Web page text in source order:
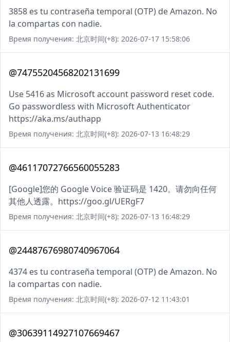
3858 es tu contraseña temporal (OTP) de Amazon. No
la compartas con nadie.
Время получения: 北京时间(+8): 2026-07-17 15:58:06
@74755204568202131699
Use 5416 as Microsoft account password reset code.
Go passwordless with Microsoft Authenticator
https://aka.ms/authapp
Время получения: 北京时间(+8): 2026-07-13 16:48:29
@46117072766560055283
[Google]您的 Google Voice 验证码是 1420。请勿向任何
其他人透露。https://goo.gl/UERgF7
Время получения: 北京时间(+8): 2026-07-13 16:48:29
@24487676980740967064
4374 es tu contraseña temporal (OTP) de Amazon. No
la compartas con nadie.
Время получения: 北京时间(+8): 2026-07-12 11:43:01
@30639114927107669467